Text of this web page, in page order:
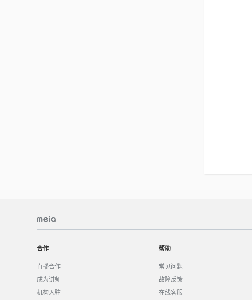
合作
直播合作
成为讲师
机构入驻
帮助
常见问题
故障反馈
在线客服